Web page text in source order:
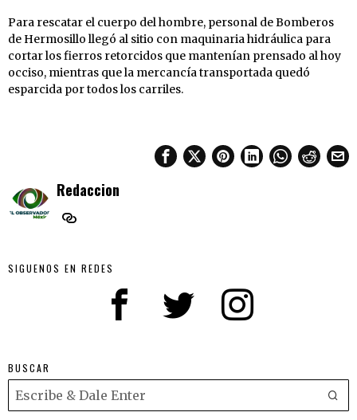
Para rescatar el cuerpo del hombre, personal de Bomberos
de Hermosillo llegó al sitio con maquinaria hidráulica para
cortar los fierros retorcidos que mantenían prensado al hoy
occiso, mientras que la mercancía transportada quedó
esparcida por todos los carriles.
Redaccion
SIGUENOS EN REDES
BUSCAR